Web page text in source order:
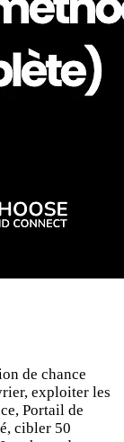
de chance
exploiter les
Portail de
cibler 50